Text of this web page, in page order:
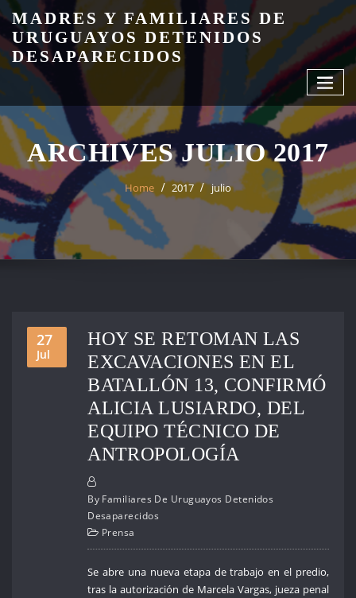
Skip
content
MADRES Y FAMILIARES DE
URUGUAYOS DETENIDOS
DESAPARECIDOS
ARCHIVES JULIO 2017
Home 2017 julio
27
Jul
HOY SE RETOMAN LAS
EXCAVACIONES EN EL
BATALLÓN 13, CONFIRMÓ
ALICIA LUSIARDO, DEL
EQUIPO TÉCNICO DE
ANTROPOLOGÍA
By Familiares De Uruguayos Detenidos
Desaparecidos
Prensa
Se abre una nueva etapa de trabajo en el predio,
tras la autorización de Marcela Vargas, jueza penal